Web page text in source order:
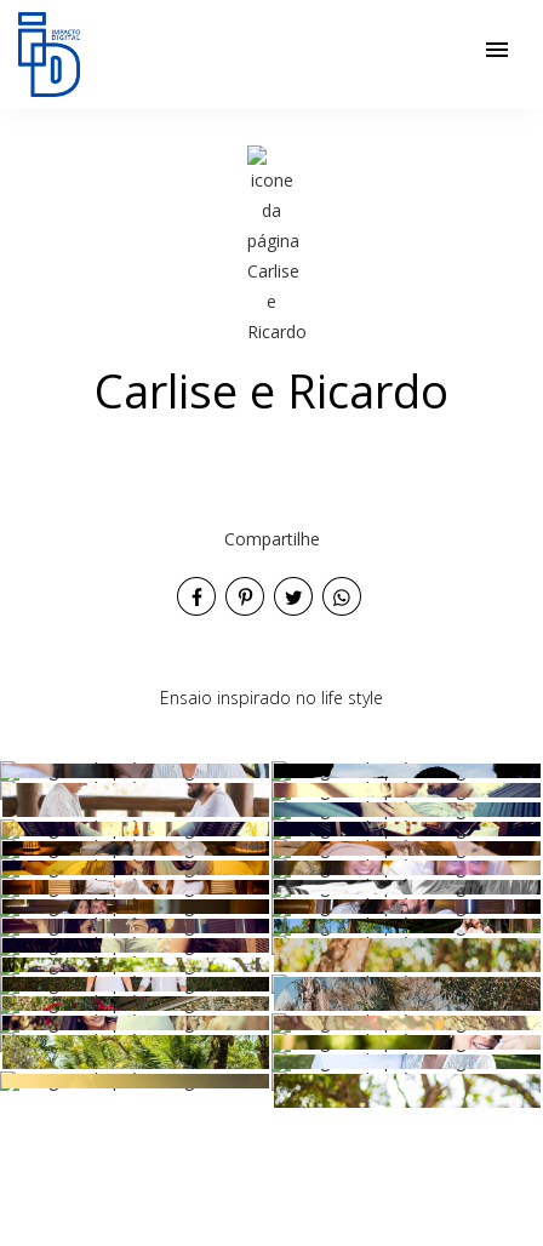
menu
Carlise e Ricardo
Compartilhe
Ensaio inspirado no life style